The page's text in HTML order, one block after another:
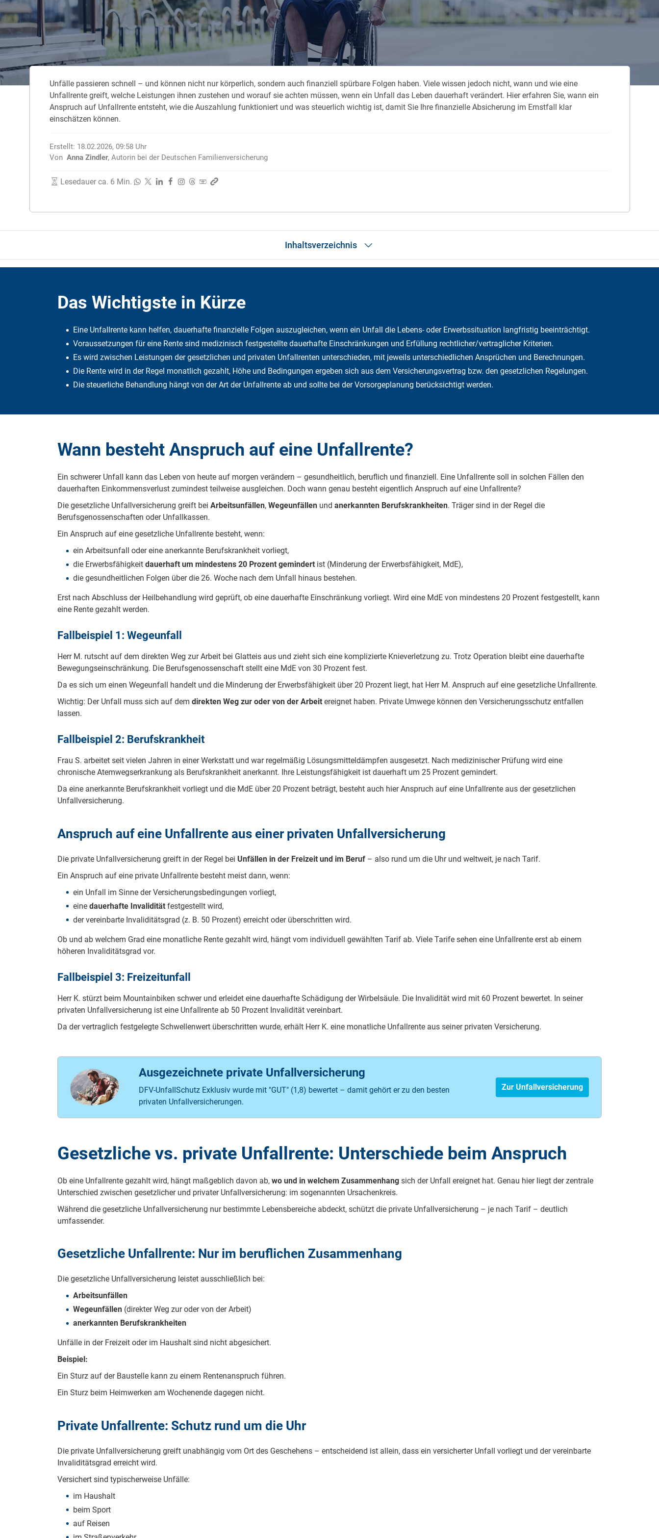
Zahnzusatzversicherung
Zahnzusatzversicherung für Kinder
Rasseportrait des Dackels
Zwingerhusten beim Hund
Würmer, Wurmkur & Entwurmung
Tierarztkosten für Hunde 2025
Listenhunde in Deutschland
Krank im Urlaub
Reiseapotheke
Packliste Urlaub
Portugal Urlaub
Urlaub mit Kindern
Das neue Elterngeld
Ausfalldeckung in der Haftpflicht
Kurzschluss und Überspannung
Rauchmelder können Leben retten
Unfälle passieren schnell – und können nicht nur körperlich, sondern auch finanziell spürbare Folgen haben. Viele wissen jedoch nicht, wann und wie eine
Unfallrente greift, welche Leistungen ihnen zustehen und worauf sie achten müssen, wenn ein Unfall das Leben dauerhaft verändert. Hier erfahren Sie, wann ein
Anspruch auf Unfallrente entsteht, wie die Auszahlung funktioniert und was steuerlich wichtig ist, damit Sie Ihre finanzielle Absicherung im Ernstfall klar
einschätzen können.
Erstellt: 18.02.2026, 09:58Uhr
Von Anna Zindler, Autorin bei der Deutschen Familienversicherung
Lesedauer ca. 6 Min.
Inhaltsverzeichnis
Tipps
Häufige Fragen
Fazit
Das Wichtigste in Kürze
Eine Unfallrente kann helfen, dauerhafte finanzielle Folgen auszugleichen, wenn ein Unfall die Lebens- oder Erwerbssituation langfristig beeinträchtigt.
Voraussetzungen für eine Rente sind medizinisch festgestellte dauerhafte Einschränkungen und Erfüllung rechtlicher/vertraglicher Kriterien.
Es wird zwischen Leistungen der gesetzlichen und privaten Unfallrenten unterschieden, mit jeweils unterschiedlichen Ansprüchen und Berechnungen.
Die Rente wird in der Regel monatlich gezahlt, Höhe und Bedingungen ergeben sich aus dem Versicherungsvertrag bzw. den gesetzlichen Regelungen.
Die steuerliche Behandlung hängt von der Art der Unfallrente ab und sollte bei der Vorsorgeplanung berücksichtigt werden.
Wann besteht Anspruch auf eine Unfallrente?
Ein schwerer Unfall kann das Leben von heute auf morgen verändern – gesundheitlich, beruflich und finanziell. Eine Unfallrente soll in solchen Fällen den
dauerhaften Einkommensverlust zumindest teilweise ausgleichen. Doch wann genau besteht eigentlich Anspruch auf eine Unfallrente?
Die gesetzliche Unfallversicherung greift bei Arbeitsunfällen, Wegeunfällen und anerkannten Berufskrankheiten. Träger sind in der Regel die
Berufsgenossenschaften oder Unfallkassen.
Ein Anspruch auf eine gesetzliche Unfallrente besteht, wenn:
ein Arbeitsunfall oder eine anerkannte Berufskrankheit vorliegt,
die Erwerbsfähigkeit dauerhaft um mindestens 20 Prozent gemindert ist (Minderung der Erwerbsfähigkeit, MdE),
die gesundheitlichen Folgen über die 26. Woche nach dem Unfall hinaus bestehen.
Erst nach Abschluss der Heilbehandlung wird geprüft, ob eine dauerhafte Einschränkung vorliegt. Wird eine MdE von mindestens 20 Prozent festgestellt, kann
eine Rente gezahlt werden.
Fallbeispiel 1: Wegeunfall
Herr M. rutscht auf dem direkten Weg zur Arbeit bei Glatteis aus und zieht sich eine komplizierte Knieverletzung zu. Trotz Operation bleibt eine dauerhafte
Bewegungseinschränkung. Die Berufsgenossenschaft stellt eine MdE von 30 Prozent fest.
Da es sich um einen Wegeunfall handelt und die Minderung der Erwerbsfähigkeit über 20 Prozent liegt, hat Herr M. Anspruch auf eine gesetzliche Unfallrente.
Wichtig: Der Unfall muss sich auf dem direkten Weg zur oder von der Arbeit ereignet haben. Private Umwege können den Versicherungsschutz entfallen
lassen.
Fallbeispiel 2: Berufskrankheit
Frau S. arbeitet seit vielen Jahren in einer Werkstatt und war regelmäßig Lösungsmitteldämpfen ausgesetzt. Nach medizinischer Prüfung wird eine
chronische Atemwegserkrankung als Berufskrankheit anerkannt. Ihre Leistungsfähigkeit ist dauerhaft um 25 Prozent gemindert.
Da eine anerkannte Berufskrankheit vorliegt und die MdE über 20 Prozent beträgt, besteht auch hier Anspruch auf eine Unfallrente aus der gesetzlichen
Unfallversicherung.
Anspruch auf eine Unfallrente aus einer privaten Unfallversicherung
Die private Unfallversicherung greift in der Regel bei Unfällen in der Freizeit und im Beruf – also rund um die Uhr und weltweit, je nach Tarif.
Ein Anspruch auf eine private Unfallrente besteht meist dann, wenn:
ein Unfall im Sinne der Versicherungsbedingungen vorliegt,
eine dauerhafte Invalidität festgestellt wird,
der vereinbarte Invaliditätsgrad (z. B. 50 Prozent) erreicht oder überschritten wird.
Ob und ab welchem Grad eine monatliche Rente gezahlt wird, hängt vom individuell gewählten Tarif ab. Viele Tarife sehen eine Unfallrente erst ab einem
höheren Invaliditätsgrad vor.
Fallbeispiel 3: Freizeitunfall
Herr K. stürzt beim Mountainbiken schwer und erleidet eine dauerhafte Schädigung der Wirbelsäule. Die Invalidität wird mit 60 Prozent bewertet. In seiner
privaten Unfallversicherung ist eine Unfallrente ab 50 Prozent Invalidität vereinbart.
Da der vertraglich festgelegte Schwellenwert überschritten wurde, erhält Herr K. eine monatliche Unfallrente aus seiner privaten Versicherung.
Ausgezeichnete private Unfall­versicherung
DFV-UnfallSchutz Exklusiv wurde mit "GUT" (1,8) bewertet – damit gehört er zu den besten
privaten Unfallversicherungen.
Zur Unfallversicherung
Gesetzliche vs. private Unfallrente: Unterschiede beim Anspruch
Ob eine Unfallrente gezahlt wird, hängt maßgeblich davon ab, wo und in welchem Zusammenhang sich der Unfall ereignet hat. Genau hier liegt der zentrale
Unterschied zwischen gesetzlicher und privater Unfallversicherung: im sogenannten Ursachenkreis.
Während die gesetzliche Unfallversicherung nur bestimmte Lebensbereiche abdeckt, schützt die private Unfallversicherung – je nach Tarif – deutlich
umfassender.
Gesetzliche Unfallrente: Nur im beruflichen Zusammenhang
Die gesetzliche Unfallversicherung leistet ausschließlich bei:
Arbeitsunfällen
Wegeunfällen (direkter Weg zur oder von der Arbeit)
anerkannten Berufskrankheiten
Unfälle in der Freizeit oder im Haushalt sind nicht abgesichert.
Beispiel:
Ein Sturz auf der Baustelle kann zu einem Rentenanspruch führen.
Ein Sturz beim Heimwerken am Wochenende dagegen nicht.
Private Unfallrente: Schutz rund um die Uhr
Die private Unfallversicherung greift unabhängig vom Ort des Geschehens – entscheidend ist allein, dass ein versicherter Unfall vorliegt und der vereinbarte
Invaliditätsgrad erreicht wird.
Versichert sind typischerweise Unfälle:
im Haushalt
beim Sport
auf Reisen